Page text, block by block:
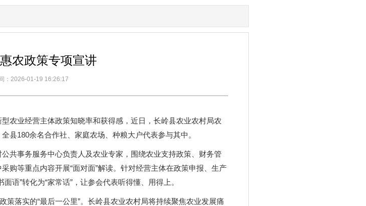
农政策专项宣讲
：2026-01-19 16:26:17
农业经营主体政策知晓率和获得感，近日，长岭县农业农村局农
县180余名合作社、家庭农场、种粮大户代表参与其中。
共事务服务中心负责人及农业专家，围绕农业支持政策、财务管
购等重点内容开展“面对面”解读。针对经营主体在政策申报、生产
语”转化为“家常话”，让参会代表听得懂、用得上。
策落实的“最后一公里”。长岭县农业农村局将持续聚焦农业发展痛